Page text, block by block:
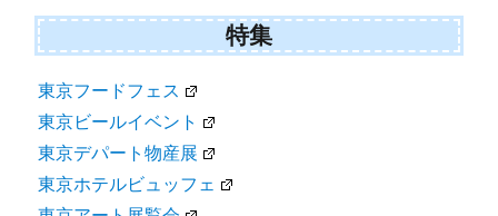
特集
東京フードフェス
東京ビールイベント
東京デパート物産展
東京ホテルビュッフェ